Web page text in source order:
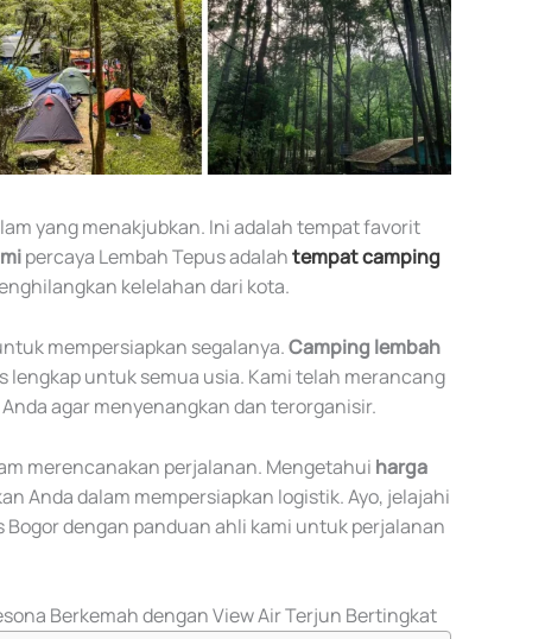
yang menakjubkan. Ini adalah tempat favorit
percaya Lembah Tepus adalahtempat camping
kelelahan dari kota.
mempersiapkan segalanya.Camping lembah
untuk semua usia. Kami telah merancang
agar menyenangkan dan terorganisir.
merencanakan perjalanan. Mengetahui harga
Anda dalam mempersiapkan logistik. Ayo, jelajahi
Bogor dengan panduan ahli kami untuk perjalanan
Berkemah dengan View Air Terjun Bertingkat